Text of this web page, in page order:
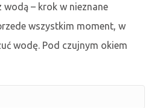
wodą – krok w nieznane
wszystkim moment, w
wodę. Pod czujnym okiem